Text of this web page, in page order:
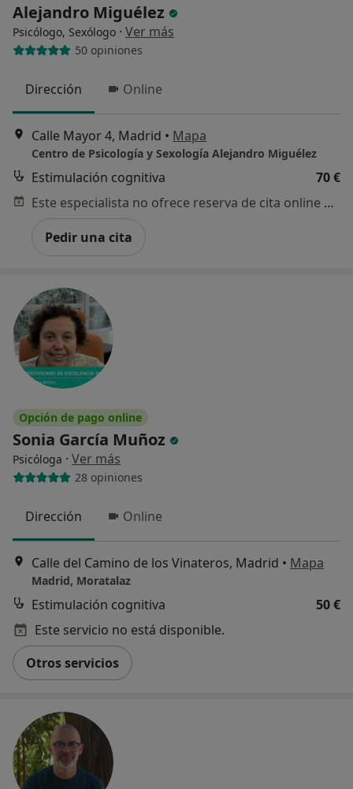
Alejandro Miguélez
Psicólogo, Sexólogo · Ver más
50 opiniones
Dirección Online
Calle Mayor 4, Madrid • Mapa
Centro de Psicología y Sexología Alejandro Miguélez
Estimulación cognitiva
70 €
Este especialista no ofrece reserva de cita online en esta dirección.
Pedir una cita
Opción de pago online
Sonia García Muñoz
Psicóloga · Ver más
28 opiniones
Dirección Online
Calle del Camino de los Vinateros, Madrid • Mapa
Madrid, Moratalaz
Estimulación cognitiva
50 €
Este servicio no está disponible.
Otros servicios